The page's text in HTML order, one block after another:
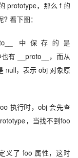
prototype，那么 f 的
看下图：
中保存的是
有 __proto__，而从
null，表示 obj 对象原
执行时，obj 会先查
，当找不到foo
义了 foo 属性，这时